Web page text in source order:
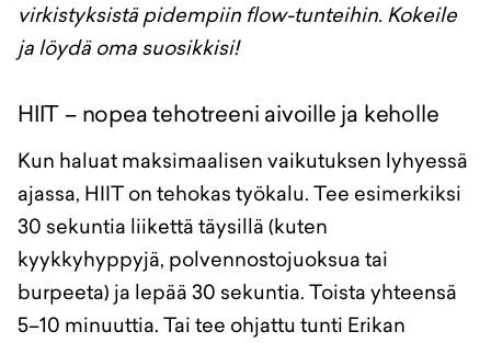
virkistyksistä pidempiin flow-tunteihin. Kokeile
ja löydä oma suosikkisi!
HIIT – nopea tehotreeni aivoille ja keholle
Kun haluat maksimaalisen vaikutuksen lyhyessä
ajassa, HIIT on tehokas työkalu. Tee esimerkiksi
30 sekuntia liikettä täysillä (kuten
kyykkyhyppyjä, polvennostojuoksua tai
burpeeta) ja lepää 30 sekuntia. Toista yhteensä
5–10 minuuttia. Tai tee ohjattu tunti Erikan